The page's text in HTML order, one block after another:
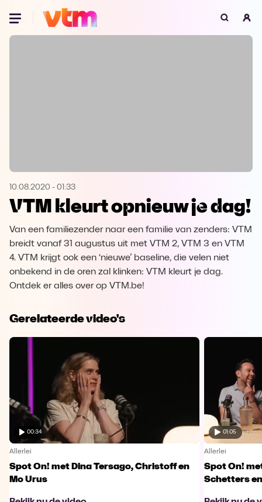
Oeps, browser niet ondersteund
Microsoft Edge Download
10.08.2020 - 01:33
VTM kleurt opnieuw je dag!
Van een familiezender naar een familie van zenders: VTM
breidt vanaf 31 augustus uit met VTM 2, VTM 3 en VTM
4. VTM krijgt ook een ‘nieuwe’ baseline, die velen niet
onbekend in de oren zal klinken: VTM kleurt je dag.
Ontdek er alles over op VTM.be!
Gerelateerde video's
00:34
Allerlei
Spot On! met Dina Tersago, Christoff en
Mo Urus
01:05
Allerlei
Spot On!
Schetters